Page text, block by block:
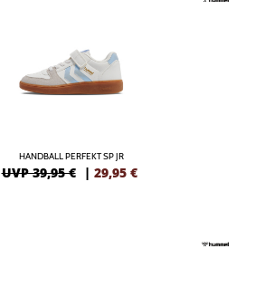
HANDBALL PERFEKT SP JR
UVP 39,95 € | 29,95 €